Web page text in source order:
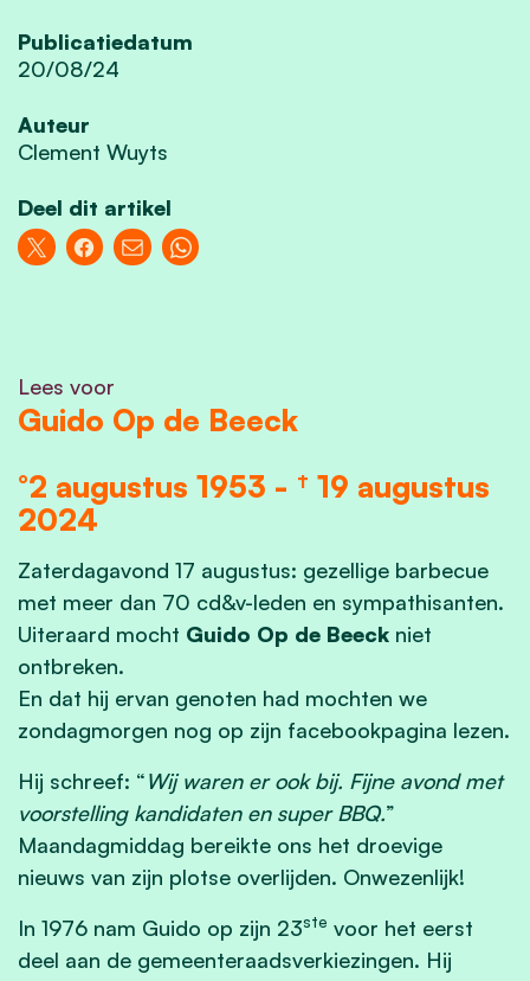
Publicatiedatum
20/08/24
Auteur
Clement Wuyts
Deel dit artikel
Lees voor
Guido Op de Beeck
°2 augustus 1953 - † 19 augustus
2024
Zaterdagavond 17 augustus: gezellige barbecue
met meer dan 70 cd&v-leden en sympathisanten.
Uiteraard mocht Guido Op de Beeck niet
ontbreken.
En dat hij ervan genoten had mochten we
zondagmorgen nog op zijn facebookpagina lezen.
Hij schreef: “Wij waren er ook bij. Fijne avond met
voorstelling kandidaten en super BBQ.”
Maandagmiddag bereikte ons het droevige
nieuws van zijn plotse overlijden. Onwezenlijk!
In 1976 nam Guido op zijn 23ste voor het eerst
deel aan de gemeenteraadsverkiezingen. Hij